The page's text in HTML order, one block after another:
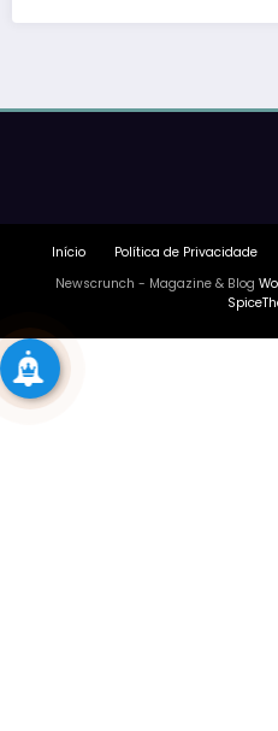
Início Política de Privacidade
Newscrunch - Magazine & Blog